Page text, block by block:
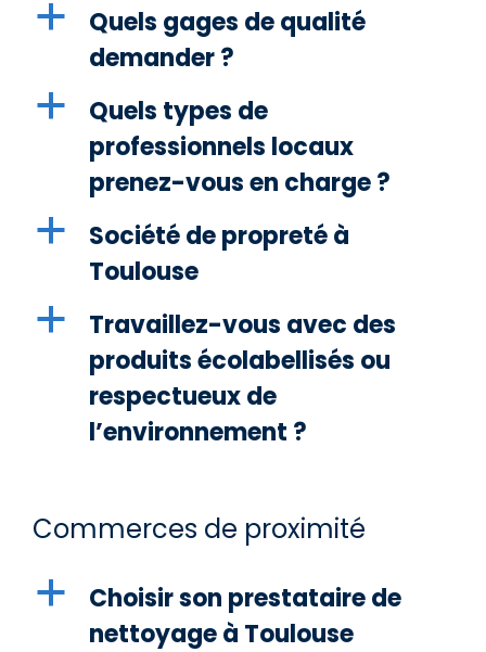
a
Quels gages de qualité
demander ?
a
Quels types de
professionnels locaux
prenez-vous en charge ?
a
Société de propreté à
Toulouse
a
Travaillez-vous avec des
produits écolabellisés ou
respectueux de
l’environnement ?
Commerces de proximité
a
Choisir son prestataire de
nettoyage à Toulouse